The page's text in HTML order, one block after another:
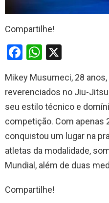
Compartilhe!
F
ce
b
o
o
k
W
at
s
A
p
p
Mikey Musumeci, 28
reverenciados no Jiu-
seu estilo técnico e
competição. Com apenas
conquistou um lugar na
atletas da modalidade,
Mundial, além de duas
Compartilhe!